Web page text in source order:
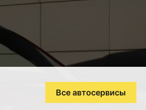
Все автосервисы